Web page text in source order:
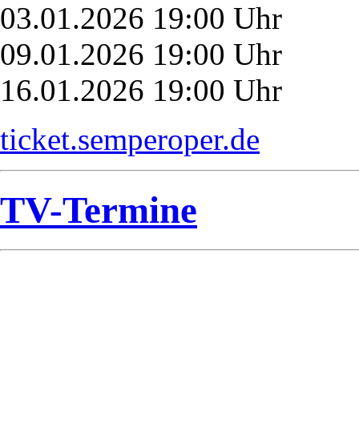
03.01.2026 19:00 Uhr
09.01.2026 19:00 Uhr
16.01.2026 19:00 Uhr
ticket.semperoper.de
TV-Termine